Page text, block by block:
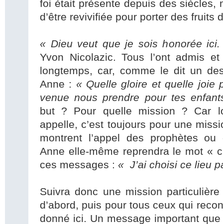
foi était présente depuis des siècles,
d’être revivifiée pour porter des fruits
« Dieu veut que je sois honorée
Yvon Nicolazic. Tous l’ont admis
longtemps, car, comme le dit un
Anne : « Quelle gloire et quelle joie
venue nous prendre pour tes
but ? Pour quelle mission ? Car
appelle, c’est toujours pour une
montrent l’appel des prophètes
Anne elle-même reprendra le mot «
ces messages : « J’ai choisi ce lieu
Suivra donc une mission
d’abord, puis pour tous ceux qui
donné ici. Un message important